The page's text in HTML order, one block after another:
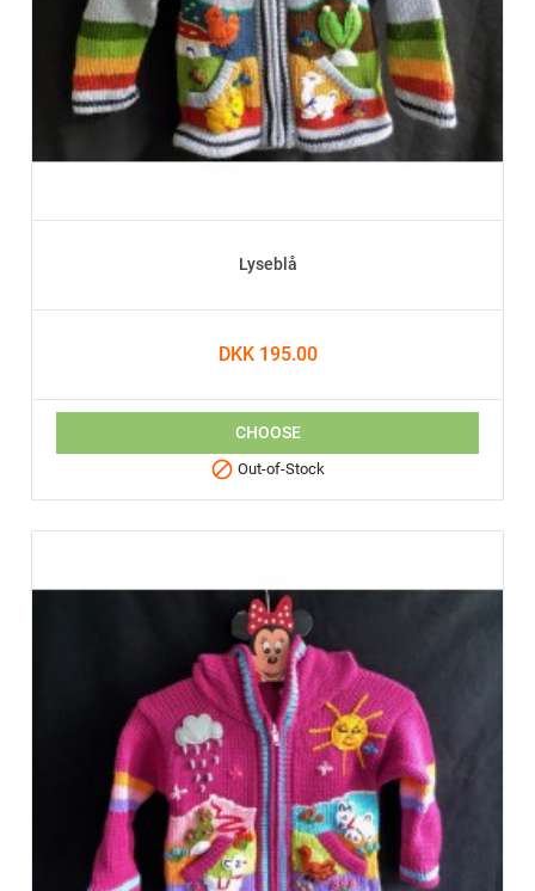
Lyseblå
DKK 195.00
CHOOSE
 Out-of-Stock